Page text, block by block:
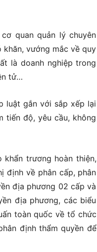
quan quản lý chuyên
vướng mắc về quy
là doanh nghiệp trong
tử…
luật gắn với sắp xếp lại
tiến độ, yêu cầu, không
khẩn trương hoàn thiện,
định về phân cấp, phân
địa phương 02 cấp và
địa phương, các biểu
toàn quốc về tổ chức
định thẩm quyền để